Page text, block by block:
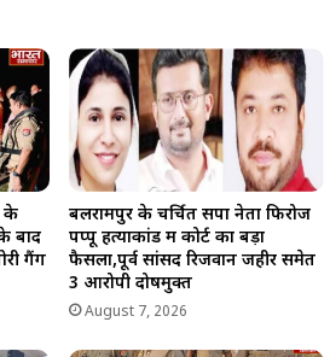
के
बाद
गैंग
बलरामपुर के चर्चित सपा नेता फिरोज
पप्पू हत्याकांड में कोर्ट का बड़ा
फैसला,पूर्व सांसद रिजवान जहीर समेत
3 आरोपी दोषमुक्त
August 7, 2026